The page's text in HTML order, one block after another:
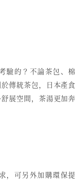
驗的？不論茶包、棉
傳統茶包，日本產食
展空間，茶湯更加奔
，可另外加購環保提